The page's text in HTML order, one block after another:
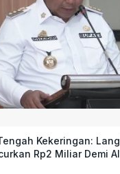
Kekeringan:
Rp2 Miliar Demi